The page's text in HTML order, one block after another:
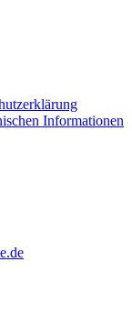
Informationen